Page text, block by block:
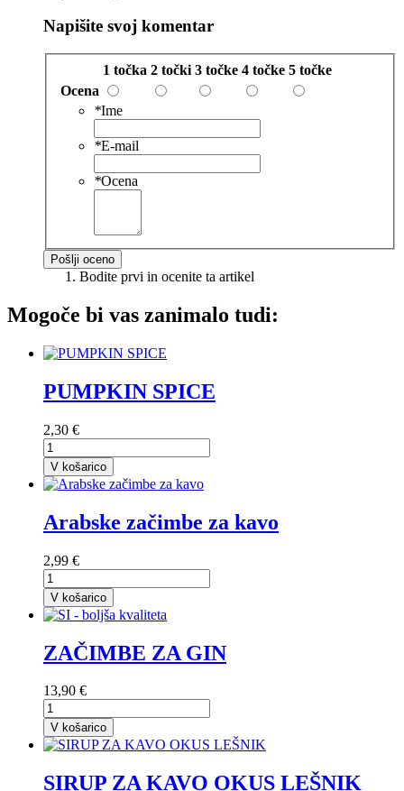
Napišite svoj komentar
1 točka 2 točki 3 točke 4 točke 5 točke
Ocena
*Ime
*E-mail
*Ocena
Pošlji oceno
Bodite prvi in ocenite ta artikel
Mogoče bi vas zanimalo tudi:
PUMPKIN SPICE
2,30 €
V košarico
Arabske začimbe za kavo
2,99 €
V košarico
ZAČIMBE ZA GIN
13,90 €
V košarico
SIRUP ZA KAVO OKUS LEŠNIK